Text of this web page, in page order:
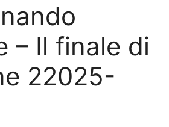
– Il finale di
22025-